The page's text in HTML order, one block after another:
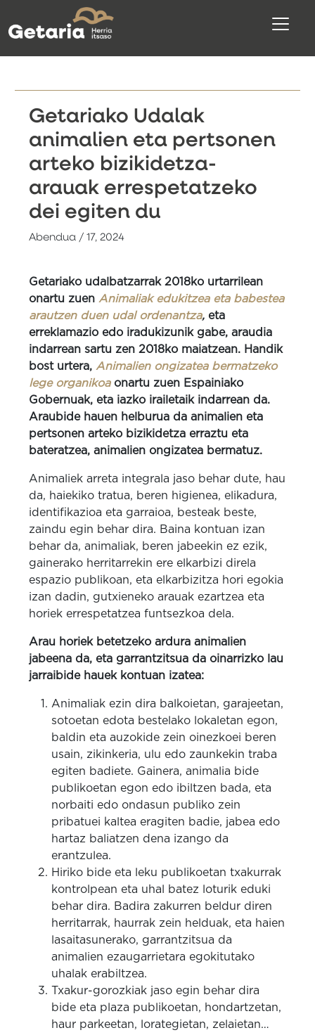
Getariako Udalak
animalien eta pertsonen
arteko bizikidetza-
arauak errespetatzeko
dei egiten du
Abendua / 17, 2024
Getariako udalbatzarrak 2018ko urtarrilean
onartu zuen Animaliak edukitzea eta babestea
arautzen duen udal ordenantza,eta
erreklamazio edo iradukizunik gabe, araudia
indarrean sartu zen 2018ko maiatzean. Handik
bost urtera, Animalien ongizatea bermatzeko
lege organikoa onartu zuen Espainiako
Gobernuak, eta iazko irailetaik indarrean da.
Araubide hauen helburua da animalien eta
pertsonen arteko bizikidetza erraztu eta
bateratzea, animalien ongizatea bermatuz.
Animaliek arreta integrala jaso behar dute, hau
da, haiekiko tratua, beren higienea, elikadura,
identifikazioa eta garraioa, besteak beste,
zaindu egin behar dira. Baina kontuan izan
behar da, animaliak, beren jabeekin ez ezik,
gainerako herritarrekin ere elkarbizi direla
espazio publikoan, eta elkarbizitza hori egokia
izan dadin, gutxieneko arauak ezartzea eta
horiek errespetatzea funtsezkoa dela.
Arau horiek betetzeko ardura animalien
jabeena da, eta garrantzitsua da oinarrizko lau
jarraibide hauek kontuan izatea:
Animaliak ezin dira balkoietan, garajeetan,
sotoetan edota bestelako lokaletan egon,
baldin eta auzokide zein oinezkoei beren
usain, zikinkeria, ulu edo zaunkekin traba
egiten badiete. Gainera, animalia bide
publikoetan egon edo ibiltzen bada, eta
norbaiti edo ondasun publiko zein
pribatuei kaltea eragiten badie, jabea edo
hartaz baliatzen dena izango da
erantzulea.
Hiriko bide eta leku publikoetan txakurrak
kontrolpean eta uhal batez loturik eduki
behar dira. Badira zakurren beldur diren
herritarrak, haurrak zein helduak, eta haien
lasaitasunerako, garrantzitsua da
animalien ezaugarrietara egokitutako
uhalak erabiltzea.
Txakur-gorozkiak jaso egin behar dira
bide eta plaza publikoetan, hondartzetan,
haur parkeetan, lorategietan, zelaietan…